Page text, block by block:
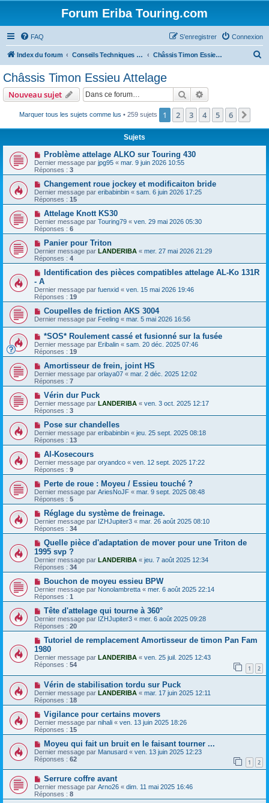
Forum Eriba Touring.com
FAQ Connexion
S’enregistrer
Index du forum Conseils Techniques Accessoires & Modifications Châssis Timon Essieu Attelage
Châssis Timon Essieu Attelage
Nouveau sujet Rechercher
Marquer tous les sujets comme lus • 259 sujets 1 2 3 4 5 6
Sujets
Problème attelage ALKO sur Touring 430
Dernier message par jpg95 « mar. 9 juin 2026 10:55
Réponses : 3
Changement roue jockey et modificaiton bride
Dernier message par eribabinbin « sam. 6 juin 2026 17:25
Réponses : 15
Attelage Knott KS30
Dernier message par Touring79 « ven. 29 mai 2026 05:30
Réponses : 6
Panier pour Triton
Dernier message par LANDERIBA « mer. 27 mai 2026 21:29
Réponses : 4
Identification des pièces compatibles attelage AL-Ko 131R
- A
Dernier message par fuenxid « ven. 15 mai 2026 19:46
Réponses : 19
Coupelles de friction AKS 3004
Dernier message par Feeling « mar. 5 mai 2026 16:56
*SOS* Roulement cassé et fusionné sur la fusée
Dernier message par Eribalin « sam. 20 déc. 2025 07:46
Réponses : 19
Amortisseur de frein, joint HS
Dernier message par orlaya07 « mar. 2 déc. 2025 12:02
Réponses : 7
Vérin dur Puck
Dernier message par LANDERIBA « ven. 3 oct. 2025 12:17
Réponses : 3
Pose sur chandelles
Dernier message par eribabinbin « jeu. 25 sept. 2025 08:18
Réponses : 13
Al-Kosecours
Dernier message par oryandco « ven. 12 sept. 2025 17:22
Réponses : 9
Perte de roue : Moyeu / Essieu touché ?
Dernier message par AriesNoJF « mar. 9 sept. 2025 08:48
Réponses : 5
Réglage du système de freinage.
Dernier message par IZHJupiter3 « mar. 26 août 2025 08:10
Réponses : 34
Quelle pièce d'adaptation de mover pour une Triton de
1995 svp ?
Dernier message par LANDERIBA « jeu. 7 août 2025 12:34
Réponses : 34
Bouchon de moyeu essieu BPW
Dernier message par Nonolambretta « mer. 6 août 2025 22:14
Réponses : 1
Tête d'attelage qui tourne à 360°
Dernier message par IZHJupiter3 « mer. 6 août 2025 09:28
Réponses : 20
Tutoriel de remplacement Amortisseur de timon Pan Fam
1980
Dernier message par LANDERIBA « ven. 25 juil. 2025 12:43
Réponses : 54 1 2
Vérin de stabilisation tordu sur Puck
Dernier message par LANDERIBA « mar. 17 juin 2025 12:11
Réponses : 18
Vigilance pour certains movers
Dernier message par nihali « ven. 13 juin 2025 18:26
Réponses : 15
Moyeu qui fait un bruit en le faisant tourner ...
Dernier message par Manusard « ven. 13 juin 2025 12:23
Réponses : 62 1 2
Serrure coffre avant
Dernier message par Arno26 « dim. 11 mai 2025 16:46
Réponses : 8